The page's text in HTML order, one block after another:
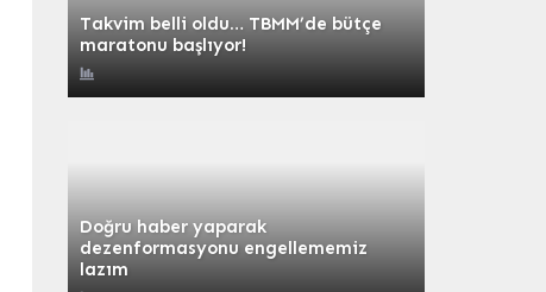
Takvim belli oldu… TBMM’de bütçe
maratonu başlıyor!
Doğru haber yaparak
dezenformasyonu engellememiz
lazım